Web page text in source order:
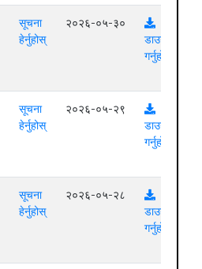
सूचना
हेर्नुहोस्
२०२६-०५-३०
डाउनलोड
गर्नुहोस्
सूचना
हेर्नुहोस्
२०२६-०५-२९
डाउनलोड
गर्नुहोस्
सूचना
हेर्नुहोस्
२०२६-०५-२८
डाउनलोड
गर्नुहोस्